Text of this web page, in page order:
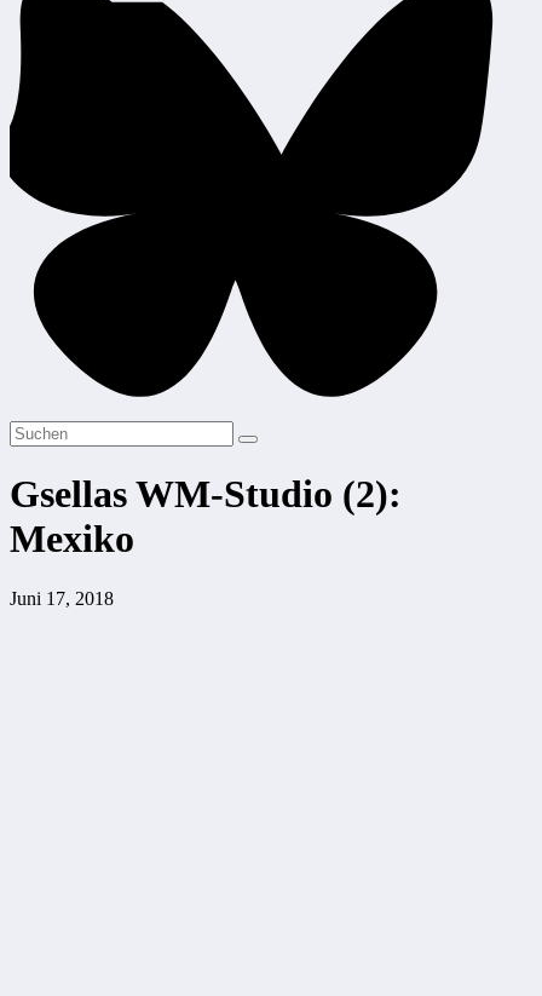
Gsellas WM-Studio (2):
Mexiko
Juni 17, 2018